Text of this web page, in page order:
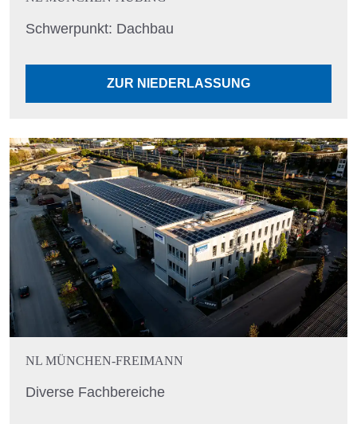
Schwerpunkt: Dachbau
ZUR NIEDERLASSUNG
NL MÜNCHEN-FREIMANN
Diverse Fachbereiche